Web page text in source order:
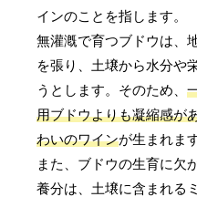
インのことを指します。
無灌漑で育つブドウは、
を張り、土壌から水分や
うとします。そのため、
用ブドウよりも凝縮感が
わいのワインが生まれます
また、ブドウの生育に欠
養分は、土壌に含まれる